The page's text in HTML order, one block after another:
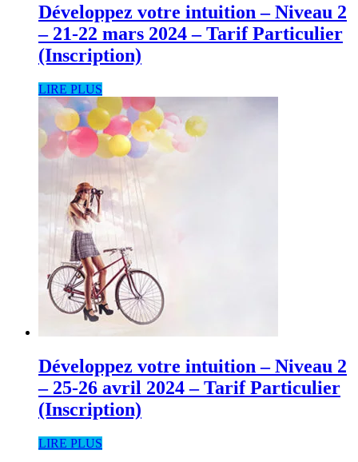
Développez votre intuition – Niveau 2
– 21-22 mars 2024 – Tarif Particulier
(Inscription)
LIRE PLUS
Développez votre intuition – Niveau 2
– 25-26 avril 2024 – Tarif Particulier
(Inscription)
LIRE PLUS